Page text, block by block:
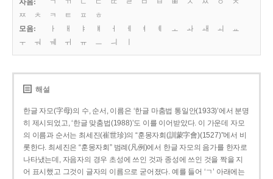
자음: ㄱ ㄲ ㄴ ㄷ ㄸ ㄹ ㅁ ㅂ ㅃ ㅅ ㅆ ㅇ
ㅈ
ㅉ
ㅊ ㅋ ㅌ ㅍ
ㅎ
모음:
ㅏ ㅐ ㅑ ㅒ ㅓ ㅔ ㅕ ㅖ ㅗ ㅘ ㅙ ㅚ
ㅛ
ㅜ
ㅝ ㅞ ㅟ ㅠ ㅡ ㅢ
해설
한글 자모(字母)의 수, 순서, 이름은 ‘한글 마춤법 통일안(1933)’에서 분명
히 제시되었고, ‘한글 맞춤법(1988)’도 이를 이어받았다. 이 가운데 자모
의 이름과 순서는 최세진(崔世珍)의 “훈몽자회(訓蒙字會)(1527)”에서 비
롯한다. 최세진은 “훈몽자회” 범례(凡例)에서 한글 자모의 음가를 한자로
나타냈는데, 자음자의 경우 초성에 쓰인 것과 종성에 쓰인 것을 짝을 지
어 표시했고 그것이 글자의 이름으로 굳어졌다. 예를 들어 ‘ㄱ’ 아래에는